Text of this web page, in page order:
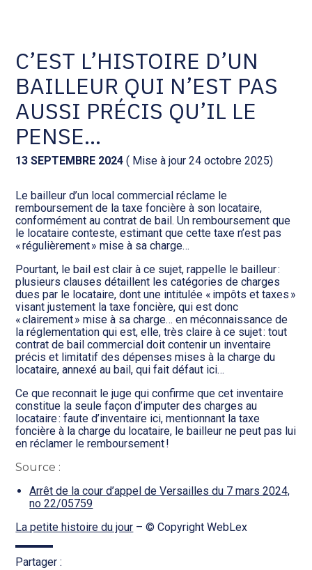
Social et ressources humaines
Assistance juridique
Pilotage d’entreprise
Audit légal
Gestion de patrimoine
Procédures collectives
Transition numérique
Tenue de votre comptabilité :
ACD
Facturation et pilotage :
EVOLIZ
Analyse et tableau de bord :
WAIBI
Gérer vos ressources
humaines : SILAE
C’EST L’HISTOIRE D’UN
BAILLEUR QUI N’EST PAS
AUSSI PRÉCIS QU’IL LE
PENSE…
13 SEPTEMBRE 2024 ( Mise à jour 24 octobre 2025)
Le bailleur d’un local commercial réclame le
remboursement de la taxe foncière à son locataire,
conformément au contrat de bail. Un remboursement que
le locataire conteste, estimant que cette taxe n’est pas
« régulièrement » mise à sa charge…
Pourtant, le bail est clair à ce sujet, rappelle le bailleur :
plusieurs clauses détaillent les catégories de charges
dues par le locataire, dont une intitulée « impôts et taxes »
visant justement la taxe foncière, qui est donc
« clairement » mise à sa charge… en méconnaissance de
la réglementation qui est, elle, très claire à ce sujet : tout
contrat de bail commercial doit contenir un inventaire
précis et limitatif des dépenses mises à la charge du
locataire, annexé au bail, qui fait défaut ici…
Ce que reconnait le juge qui confirme que cet inventaire
constitue la seule façon d’imputer des charges au
locataire : faute d’inventaire ici, mentionnant la taxe
foncière à la charge du locataire, le bailleur ne peut pas lui
en réclamer le remboursement !
Source :
Arrêt de la cour d’appel de Versailles du 7 mars 2024,
no 22/05759
La petite histoire du jour – © Copyright WebLex
Partager :